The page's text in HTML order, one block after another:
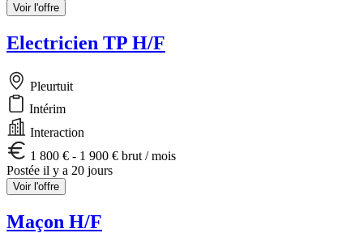
Voir l'offre
Electricien TP H/F
Pleurtuit
Intérim
Interaction
1 800 € - 1 900 € brut / mois
Postée il y a 20 jours
Voir l'offre
Maçon H/F